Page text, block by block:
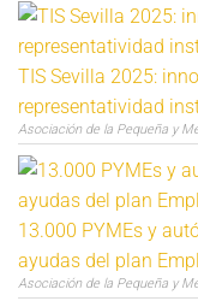
TIS Sevilla 2025:
representatividad
Asociación de la Pequeña y
13.000 PYMEs y
ayudas del plan
Asociación de la Pequeña y